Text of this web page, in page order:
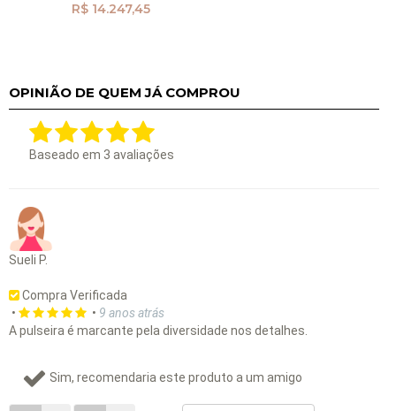
R$ 14.247,45
OPINIÃO DE QUEM JÁ COMPROU
Baseado em 3 avaliações
Sueli P.
Compra Verificada
•
• 9 anos atrás
A pulseira é marcante pela diversidade nos detalhes.
Sim, recomendaria este produto a um amigo